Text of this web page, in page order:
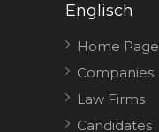
Englisch
Home Page
Companies
Law Firms
Candidates